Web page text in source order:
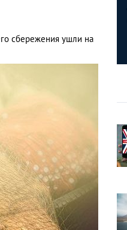
сбережения ушли на